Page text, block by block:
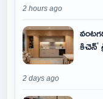
2 hours ago
కిచెన్'
2 days ago